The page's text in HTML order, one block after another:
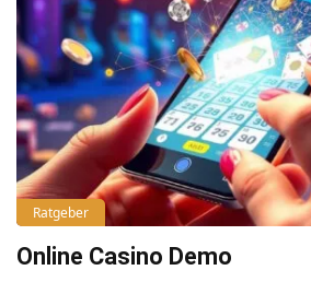
Ratgeber
Online Casino Demo